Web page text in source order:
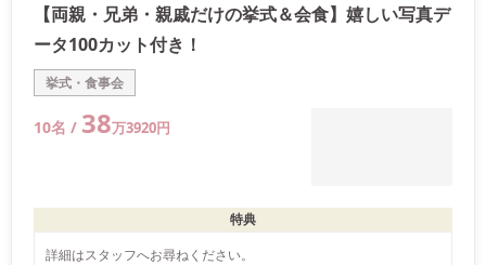
【両親・兄弟・親戚だけの挙式＆会食】嬉しい写真デ
ータ100カット付き！
挙式・食事会
10名 / 38万3920円
特典
詳細はスタッフへお尋ねください。